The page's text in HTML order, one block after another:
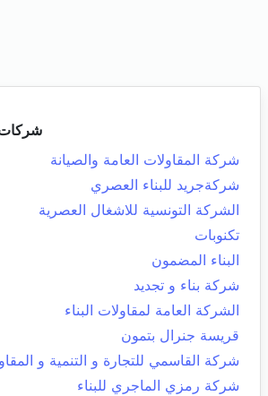
شركة المقاولات العامة والصيانة
شركةجريد للبناء العصري
الشركة التونسية للاشغال العصرية
تكنوبات
البناء المضمون
شركة بناء و تجديد
الشركة العامة لمقاولات البناء
قريسة جنرال بتمون
شركة القاسمي للتجارة و التنمية و
شركة رمزي الماجري للبناء